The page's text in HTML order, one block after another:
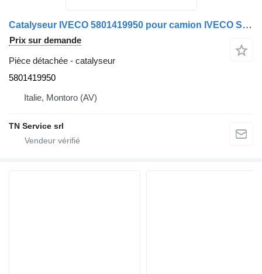
Catalyseur IVECO 5801419950 pour camion IVECO STRALIS 480 E6
Prix sur demande
Pièce détachée - catalyseur
5801419950
Italie, Montoro (AV)
TN Service srl